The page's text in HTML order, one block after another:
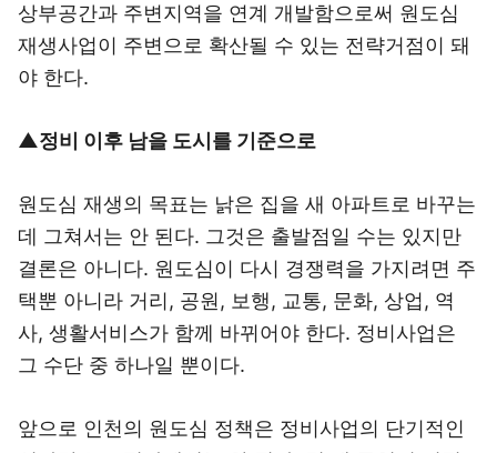
상부공간과 주변지역을 연계 개발함으로써 원도심
재생사업이 주변으로 확산될 수 있는 전략거점이 돼
야 한다.
▲정비 이후 남을 도시를 기준으로
원도심 재생의 목표는 낡은 집을 새 아파트로 바꾸는
데 그쳐서는 안 된다. 그것은 출발점일 수는 있지만
결론은 아니다. 원도심이 다시 경쟁력을 가지려면 주
택뿐 아니라 거리, 공원, 보행, 교통, 문화, 상업, 역
사, 생활서비스가 함께 바뀌어야 한다. 정비사업은
그 수단 중 하나일 뿐이다.
앞으로 인천의 원도심 정책은 정비사업의 단기적인